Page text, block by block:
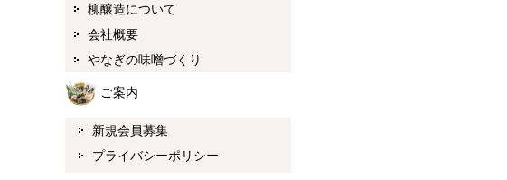
柳醸造について
会社概要
やなぎの味噌づくり
ご案内
新規会員募集
プライバシーポリシー